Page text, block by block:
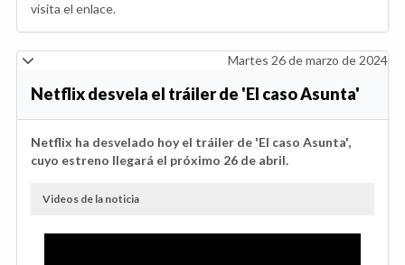
visita el enlace.
Martes 26 de marzo de 2024
Netflix desvela el tráiler de 'El caso Asunta'
Netflix ha desvelado hoy el tráiler de 'El caso Asunta',
cuyo estreno llegará el próximo 26 de abril.
Videos de la noticia